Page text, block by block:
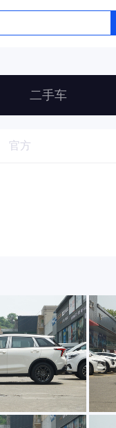
二手车
官方